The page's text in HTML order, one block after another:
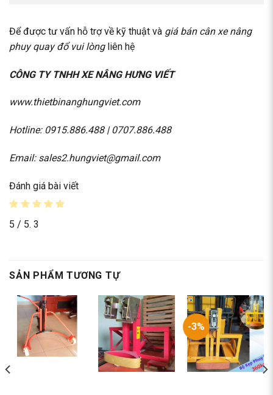
Để được tư vấn hỗ trợ về kỹ thuật và giá bán cân xe nâng
phuy quay đổ vui lòngliên hệ
CÔNG TY TNHH XE NÂNG HƯNG VIẾT
www.thietbinanghungviet.com
Hotline: 0915.886.488|0707.886.488
Email: sales2.hungviet@gmail.com
Đánh giá bài viết
5 / 5. 3
SẢN PHẨM TƯƠNG TỰ
-3%